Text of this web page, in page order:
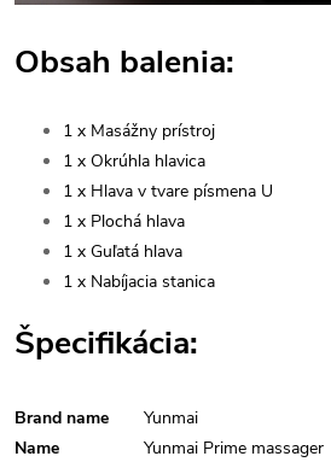
Obsah balenia:
1 x Masážny prístroj
1 x Okrúhla hlavica
1 x Hlava v tvare písmena U
1 x Plochá hlava
1 x Guľatá hlava
1 x Nabíjacia stanica
Špecifikácia:
Brand name
Yunmai
Name
Yunmai Prime massager